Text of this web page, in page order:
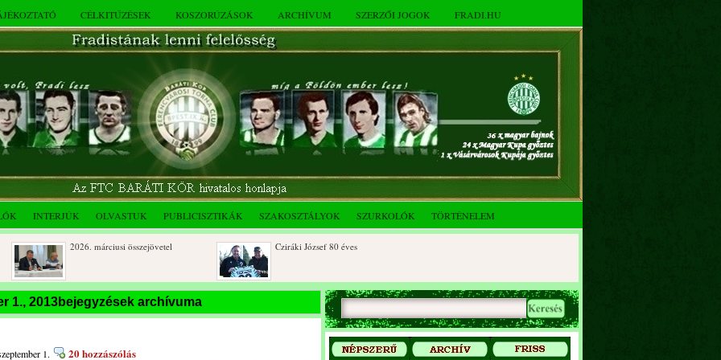
CÉLKITŰZÉSEK KOSZORÚZÁSOK ARCHÍVUM SZERZŐI JOGOK FRADI.HU
INTERJÚK OLVASTUK PUBLICISZTIKÁK SZAKOSZTÁLYOK SZURKOLÓK TÖRTÉNELEM
2026. márciusi összejövetel Cziráki József 80 éves
Rendkívüli közgyűlés és a 2025.
novemberi összejövetel
Dálnoki József 90 éves
1., 2013bejegyzések archívuma
1. 20 hozzászólás